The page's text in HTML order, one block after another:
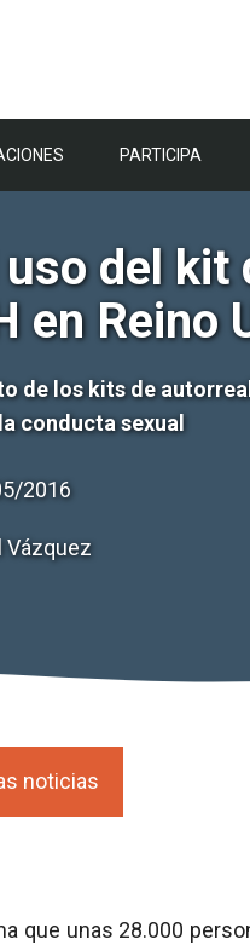
PARTICIPA
del
en Reino
de los kits de
conducta sexual
2016
Vázquez
noticias
que unas 28.000